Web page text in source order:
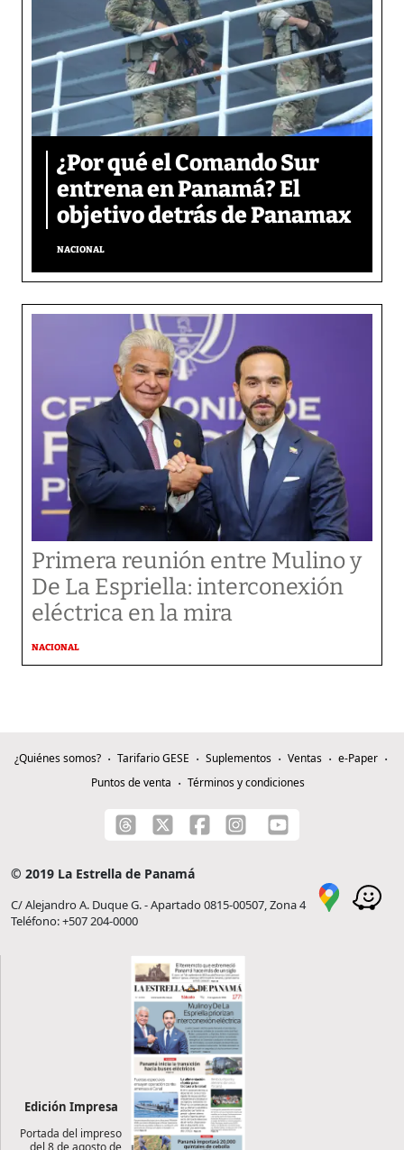
¿Por qué el Comando Sur
entrena en Panamá? El
objetivo detrás de Panamax
NACIONAL
Primera reunión entre Mulino y
De La Espriella: interconexión
eléctrica en la mira
NACIONAL
¿Quiénes somos? Tarifario GESE Suplementos Ventas
e-Paper
Puntos de venta
Términos y condiciones
© 2019 La Estrella de Panamá
C/ Alejandro A. Duque G. - Apartado 0815-00507, Zona 4
Teléfono: +507 204-0000
Edición Impresa
Portada del impreso
del 8 de agosto de